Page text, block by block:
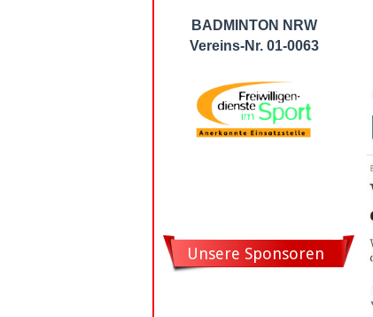
BADMINTON NRW
Vereins-Nr. 01-0063
Unsere Sponsoren